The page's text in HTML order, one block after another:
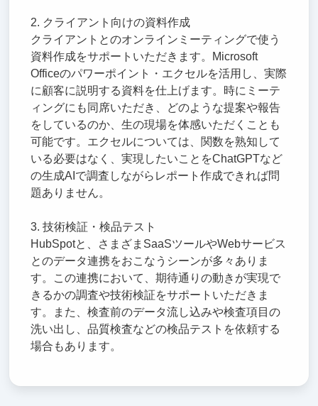
2. クライアント向けの資料作成
クライアントとのオンラインミーティングで使う
資料作成をサポートいただきます。Microsoft
Officeのパワーポイント・エクセルを活用し、実際
に顧客に説明する資料を仕上げます。時にミーテ
ィングにも同席いただき、どのような提案や報告
をしているのか、生の現場を体感いただくことも
可能です。エクセルについては、関数を熟知して
いる必要はなく、実現したいことをChatGPTなど
の生成AIで調査しながらレポート作成できれば問
題ありません。
3. 技術検証・検品テスト
HubSpotと、さまざまSaaSツールやWebサービス
とのデータ連携をおこなうシーンが多々ありま
す。この連携において、期待通りの動きが実現で
きるかの調査や技術検証をサポートいただきま
す。また、検査前のデータ流し込みや検査項目の
洗い出し、品質検査などの検品テストを依頼する
場合もあります。